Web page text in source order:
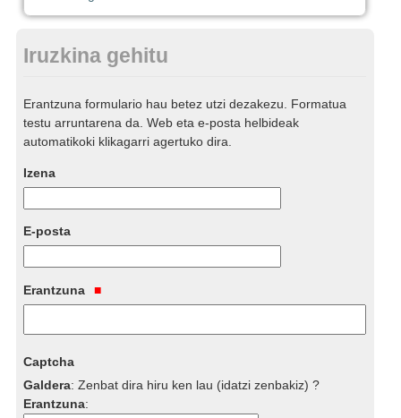
Iruzkina gehitu
Erantzuna formulario hau betez utzi dezakezu. Formatua
testu arruntarena da. Web eta e-posta helbideak
automatikoki klikagarri agertuko dira.
Izena
E-posta
Erantzuna
Captcha
Galdera:Zenbat dira hiru ken lau (idatzi zenbakiz) ?
Erantzuna: